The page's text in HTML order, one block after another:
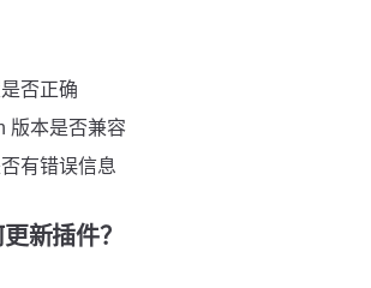
否正确
版本是否兼容
有错误信息
新插件？